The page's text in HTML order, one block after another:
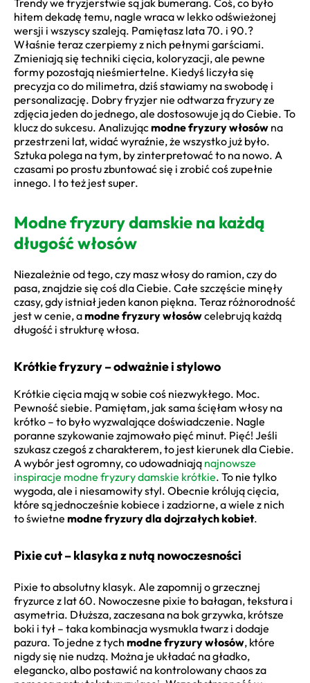
hitem dekadę temu, nagle wraca w lekko odświeżonej
wersji i wszyscy szaleją. Pamiętasz lata 70. i 90.?
Właśnie teraz czerpiemy z nich pełnymi garściami.
Zmieniają się techniki cięcia, koloryzacji, ale pewne
formy pozostają nieśmiertelne. Kiedyś liczyła się
precyzja co do milimetra, dziś stawiamy na swobodę i
personalizację. Dobry fryzjer nie odtwarza fryzury ze
zdjęcia jeden do jednego, ale dostosowuje ją do Ciebie. To
klucz do sukcesu. Analizującmodne fryzury włosów na
przestrzeni lat, widać wyraźnie, że wszystko już było.
Sztuka polega na tym, by zinterpretować to na nowo. A
czasami po prostu zbuntować się i zrobić coś zupełnie
innego. I to też jest super.
Modne fryzury damskie na każdą
długość włosów
Niezależnie od tego, czy masz włosy do ramion, czy do
pasa, znajdzie się coś dla Ciebie. Całe szczęście minęły
czasy, gdy istniał jeden kanon piękna. Teraz różnorodność
jest w cenie, amodne fryzury włosówcelebrują każdą
długość i strukturę włosa.
Krótkie fryzury – odważnie i stylowo
Krótkie cięcia mają w sobie coś niezwykłego. Moc.
Pewność siebie. Pamiętam, jak sama ścięłam włosy na
krótko – to było wyzwalające doświadczenie. Nagle
poranne szykowanie zajmowało pięć minut. Pięć! Jeśli
szukasz czegoś z charakterem, to jest kierunek dla Ciebie.
A wybór jest ogromny, co udowadniają najnowsze
inspiracje modne fryzury damskie krótkie. To nie tylko
wygoda, ale i niesamowity styl. Obecnie królują cięcia,
które są jednocześnie kobiece i zadziorne, a wiele z nich
to świetne modne fryzury dla dojrzałych kobiet.
Pixie cut – klasyka z nutą nowoczesności
Pixie to absolutny klasyk. Ale zapomnij o grzecznej
fryzurce z lat 60. Nowoczesne pixie to bałagan, tekstura i
asymetria. Dłuższa, zaczesana na bok grzywka, krótsze
boki i tył – taka kombinacja wysmukla twarz i dodaje
pazura. To jedne z tych modne fryzury włosów, które
nigdy się nie nudzą. Można je układać na gładko,
elegancko, albo postawić na kontrolowany chaos za